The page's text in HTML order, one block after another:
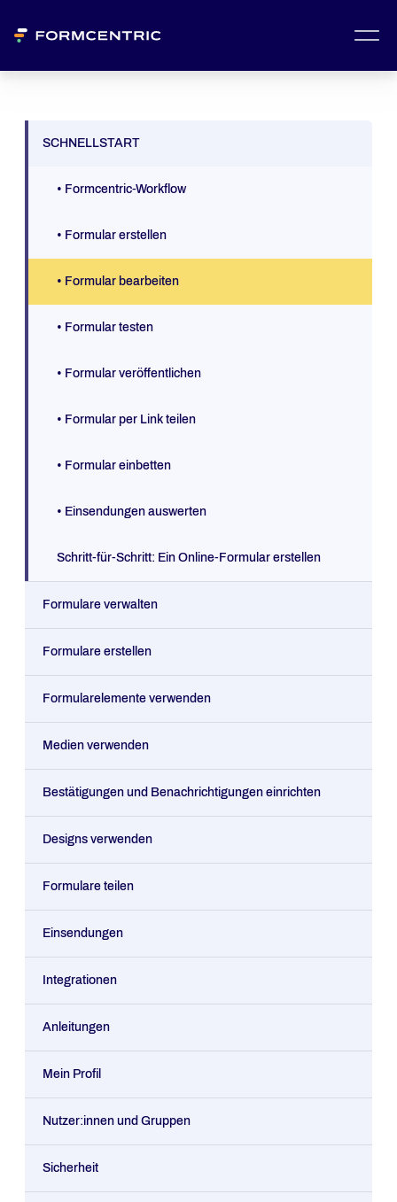
SCHNELLSTART
• Formcentric-Workflow
• Formular erstellen
• Formular bearbeiten
• Formular testen
• Formular veröffentlichen
• Formular per Link teilen
• Formular einbetten
• Einsendungen auswerten
Schritt-für-Schritt: Ein Online-Formular erstellen
Formulare verwalten
Formulare erstellen
Formularelemente verwenden
Medien verwenden
Bestätigungen und Benachrichtigungen einrichten
Designs verwenden
Formulare teilen
Einsendungen
Integrationen
Anleitungen
Mein Profil
Nutzer:innen und Gruppen
Sicherheit